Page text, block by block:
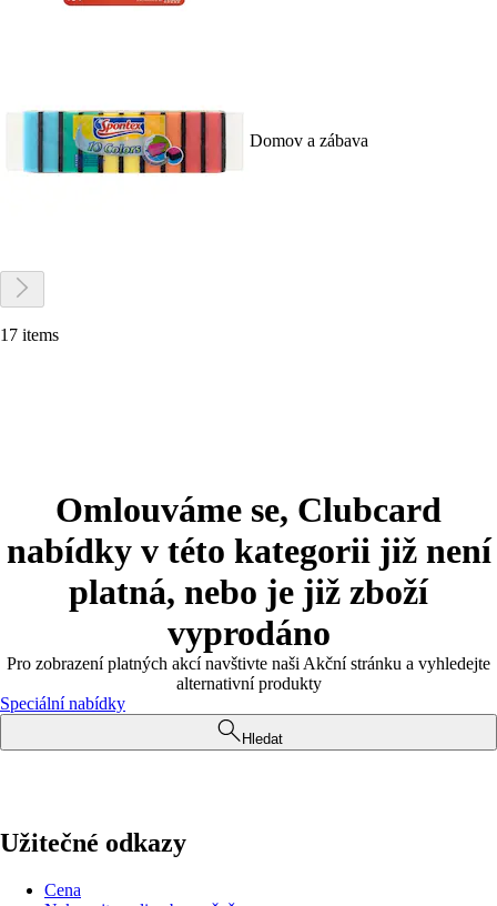
Domov a zábava
17 items
Omlouváme se, Clubcard
nabídky v této kategorii již není
platná, nebo je již zboží
vyprodáno
Pro zobrazení platných akcí navštivte naši Akční stránku a vyhledejte
alternativní produkty
Speciální nabídky
Hledat
Užitečné odkazy
Cena